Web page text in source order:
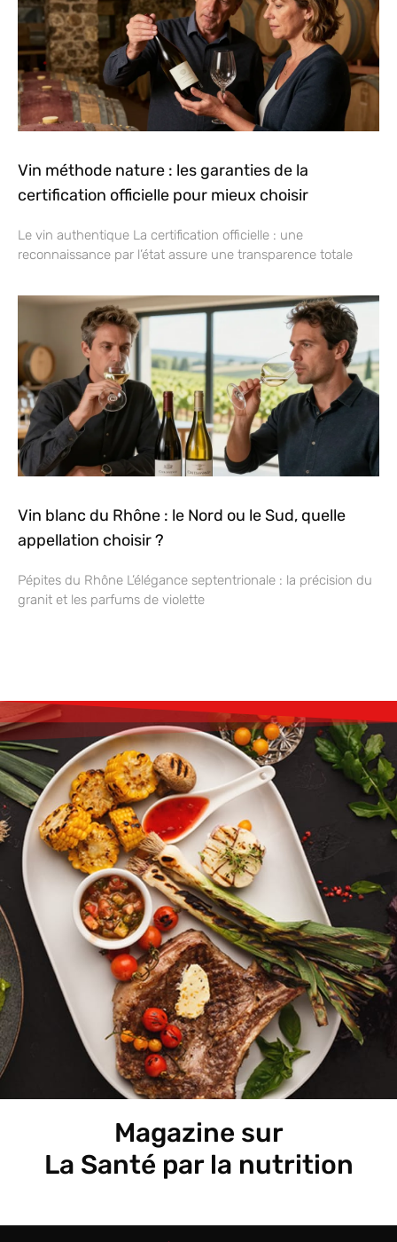
Vin méthode nature : les garanties de la
certification officielle pour mieux choisir
Le vin authentique La certification officielle : une
reconnaissance par l’état assure une transparence totale
Vin blanc du Rhône : le Nord ou le Sud, quelle
appellation choisir ?
Pépites du Rhône L’élégance septentrionale : la précision du
granit et les parfums de violette
Magazine sur
La Santé par la nutrition